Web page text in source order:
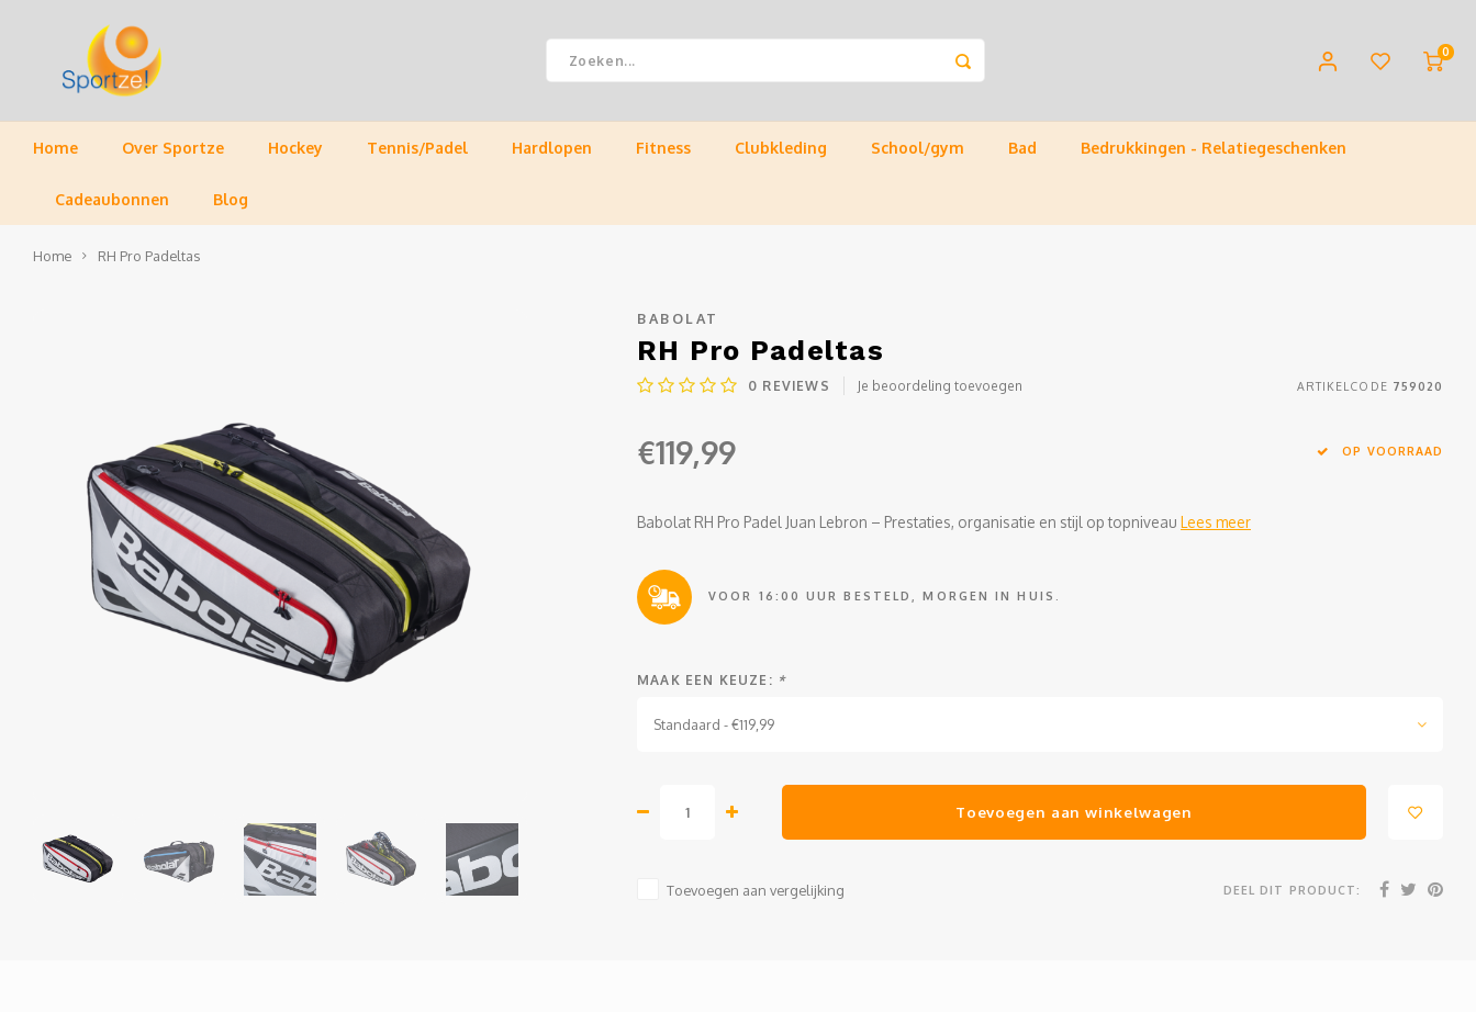
0
Home Over Sportze Hockey Tennis/Padel Hardlopen Fitness Clubkleding School/gym Bad Bedrukkingen - Relatiegeschenken
Cadeaubonnen Blog
Home RH Pro Padeltas
BABOLAT
RH Pro Padeltas
0 REVIEWS Je beoordeling toevoegen ARTIKELCODE 759020
€119,99 OP VOORRAAD
Babolat RH Pro Padel Juan Lebron – Prestaties, organisatie en stijl op topniveau Lees meer
VOOR 16:00 UUR BESTELD, MORGEN IN HUIS.
MAAK EEN KEUZE: *
Standaard - €119,99
Toevoegen aan winkelwagen
Toevoegen aan vergelijking DEEL DIT PRODUCT: